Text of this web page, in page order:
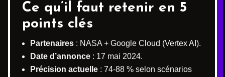
Ce qu’il faut retenir en 5
points clés
Partenaires : NASA + Google Cloud (Vertex AI).
Date d’annonce : 17 mai 2024.
Précision actuelle : 74-88 % selon scénarios